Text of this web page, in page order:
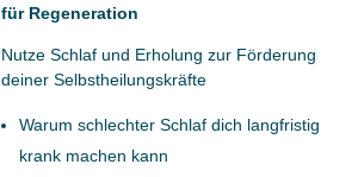
für Regeneration
Nutze Schlaf und Erholung zur Förderung
deiner Selbstheilungskräfte
Warum schlechter Schlaf dich langfristig
krank machen kann